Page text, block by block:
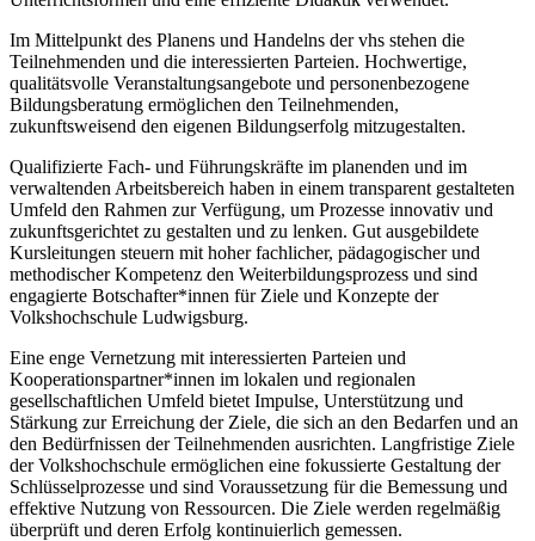
Im Mittelpunkt des Planens und Handelns der vhs stehen die
Teilnehmenden und die interessierten Parteien. Hochwertige,
qualitätsvolle Veranstaltungsangebote und personenbezogene
Bildungsberatung ermöglichen den Teilnehmenden,
zukunftsweisend den eigenen Bildungserfolg mitzugestalten.
Qualifizierte Fach- und Führungskräfte im planenden und im
verwaltenden Arbeitsbereich haben in einem transparent gestalteten
Umfeld den Rahmen zur Verfügung, um Prozesse innovativ und
zukunftsgerichtet zu gestalten und zu lenken. Gut ausgebildete
Kursleitungen steuern mit hoher fachlicher, pädagogischer und
methodischer Kompetenz den Weiterbildungsprozess und sind
engagierte Botschafter*innen für Ziele und Konzepte der
Volkshochschule Ludwigsburg.
Eine enge Vernetzung mit interessierten Parteien und
Kooperationspartner*innen im lokalen und regionalen
gesellschaftlichen Umfeld bietet Impulse, Unterstützung und
Stärkung zur Erreichung der Ziele, die sich an den Bedarfen und an
den Bedürfnissen der Teilnehmenden ausrichten. Langfristige Ziele
der Volkshochschule ermöglichen eine fokussierte Gestaltung der
Schlüsselprozesse und sind Voraussetzung für die Bemessung und
effektive Nutzung von Ressourcen. Die Ziele werden regelmäßig
überprüft und deren Erfolg kontinuierlich gemessen.